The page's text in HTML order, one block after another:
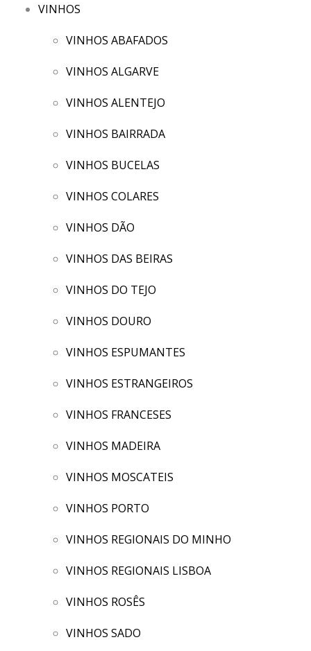
VINHOS
VINHOS ABAFADOS
VINHOS ALGARVE
VINHOS ALENTEJO
VINHOS BAIRRADA
VINHOS BUCELAS
VINHOS COLARES
VINHOS DÃO
VINHOS DAS BEIRAS
VINHOS DO TEJO
VINHOS DOURO
VINHOS ESPUMANTES
VINHOS ESTRANGEIROS
VINHOS FRANCESES
VINHOS MADEIRA
VINHOS MOSCATEIS
VINHOS PORTO
VINHOS REGIONAIS DO MINHO
VINHOS REGIONAIS LISBOA
VINHOS ROSÊS
VINHOS SADO